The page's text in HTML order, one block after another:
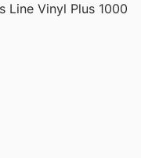
Line Vinyl Plus 1000